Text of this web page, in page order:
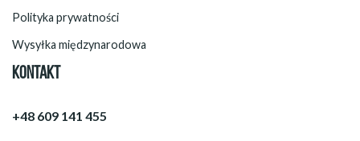
Polityka prywatności
Wysyłka międzynarodowa
KONTAKT
+48 609 141 455